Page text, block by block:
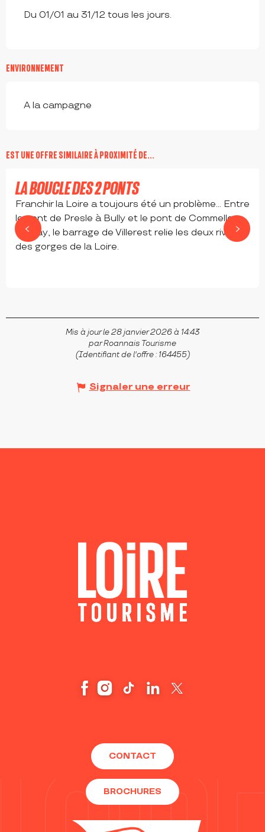
Du 01/01 au 31/12 tous les jours.
ENVIRONNEMENT
A la campagne
EST UNE OFFRE SIMILAIRE À PROXIMITÉ DE...
LA BOUCLE DES 2 PONTS
Franchir la Loire a toujours été un problème... Entre
le pont de Presle à Bully et le pont de Commelle-
Vernay, le barrage de Villerest relie les deux rives
des gorges de la Loire.
Mis à jour le 28 janvier 2026 à 14:43
par Roannais Tourisme
(Identifiant de l'offre : 164455)
Signaler une erreur
CONTACT
BROCHURES